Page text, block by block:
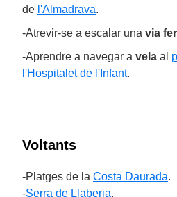
de l'Almadrava.
-Atrevir-se a escalar una via
-Aprendre a navegar a vela al
l'Hospitalet de l'Infant.
Voltants
-Platges de la Costa Daurada.
-Serra de Llaberia.